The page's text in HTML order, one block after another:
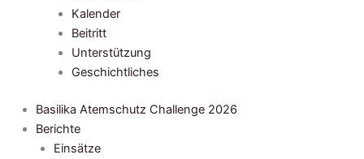
Kalender
Beitritt
Unterstützung
Geschichtliches
Basilika Atemschutz Challenge 2026
Berichte
Einsätze